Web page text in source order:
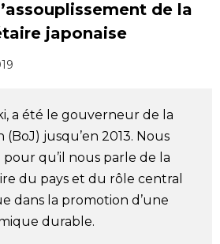
Русский
de la
japonaise
a été le gouverneur de la
jusqu’en 2013. Nous
pour qu’il nous parle de la
du pays et du rôle central
dans la promotion d’une
durable.